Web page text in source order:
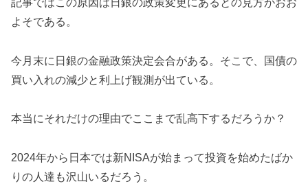
よそである。
今月末に日銀の金融政策決定会合がある。そこで、国債の
買い入れの減少と利上げ観測が出ている。
本当にそれだけの理由でここまで乱高下するだろうか？
2024年から日本では新NISAが始まって投資を始めたばか
りの人達も沢山いるだろう。